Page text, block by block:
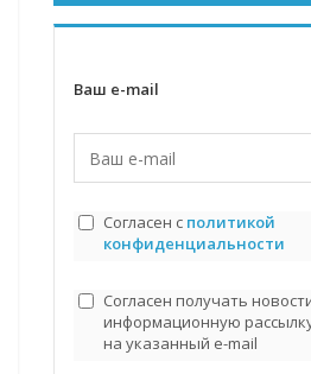
Ваш e-mail
Согласен с политикой
конфиденциальности
Согласен получать
информационную рассылку
на указанный e-mail